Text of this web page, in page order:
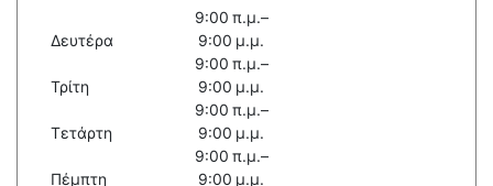
Δευτέρα
9:00 π.μ.–
9:00 μ.μ.
Τρίτη
9:00 π.μ.–
9:00 μ.μ.
Τετάρτη
9:00 π.μ.–
9:00 μ.μ.
Πέμπτη
9:00 π.μ.–
9:00 μ.μ.